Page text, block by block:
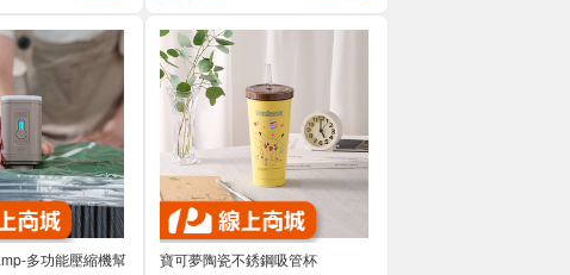
多功能壓縮機幫
寶可夢陶瓷不銹鋼吸管杯